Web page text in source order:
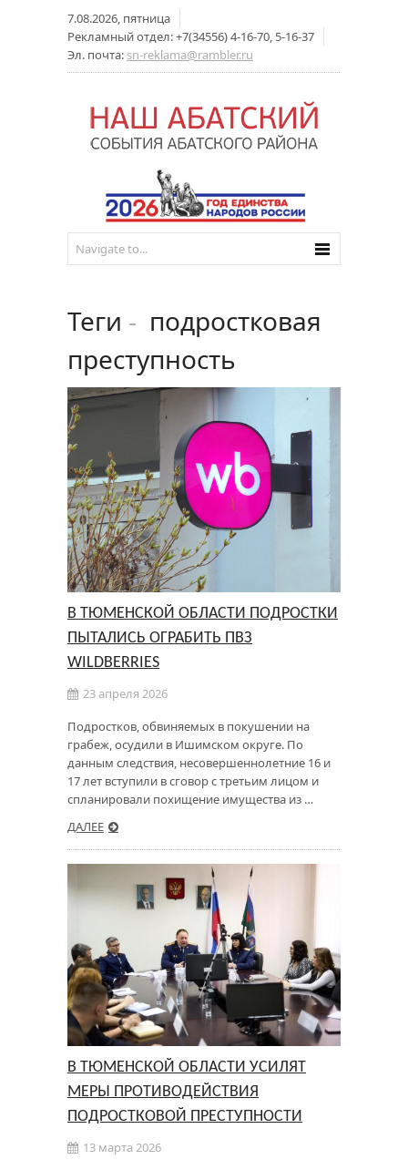
7.08.2026, пятница
Рекламный отдел: +7(34556) 4-16-70, 5-16-37
Эл. почта: sn-reklama@rambler.ru
Теги - подростковая
преступность
В ТЮМЕНСКОЙ ОБЛАСТИ ПОДРОСТКИ
ПЫТАЛИСЬ ОГРАБИТЬ ПВЗ
WILDBERRIES
23 апреля 2026
Подростков, обвиняемых в покушении на
грабеж, осудили в Ишимском округе. По
данным следствия, несовершеннолетние 16 и
17 лет вступили в сговор с третьим лицом и
спланировали похищение имущества из …
ДАЛЕЕ
В ТЮМЕНСКОЙ ОБЛАСТИ УСИЛЯТ
МЕРЫ ПРОТИВОДЕЙСТВИЯ
ПОДРОСТКОВОЙ ПРЕСТУПНОСТИ
13 марта 2026